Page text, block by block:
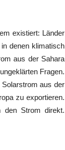
existiert: Länder
denen klimatisch
aus der Sahara
Fragen.
aus der
zu exportieren.
den Strom direkt.